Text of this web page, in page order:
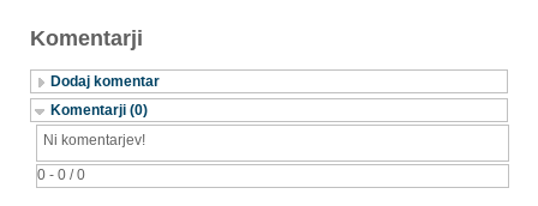
Komentarji
Dodaj komentar
Komentarji (0)
0 - 0 / 0
Ni komentarjev!